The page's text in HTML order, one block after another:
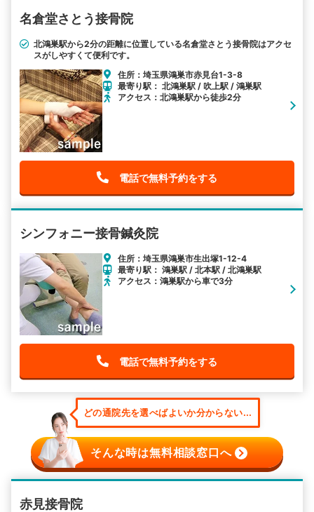
名倉堂さとう接骨院
北鴻巣駅から2分の距離に位置している名倉堂さとう接骨院はアクセ
スがしやすくて便利です。
住所：埼玉県鴻巣市赤見台1-3-8
最寄り駅： 北鴻巣駅 / 吹上駅 / 鴻巣駅
アクセス：北鴻巣駅から徒歩2分
電話で無料予約をする
シンフォニー接骨鍼灸院
住所：埼玉県鴻巣市生出塚1-12-4
最寄り駅： 鴻巣駅 / 北本駅 / 北鴻巣駅
アクセス：鴻巣駅から車で3分
電話で無料予約をする
どの通院先を選べばよいか分からない...
そんな時は無料相談窓口へ
赤見接骨院